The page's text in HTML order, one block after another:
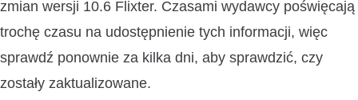
zmian wersji 10.6 Flixter. Czasami wydawcy poświęcają
trochę czasu na udostępnienie tych informacji, więc
sprawdź ponownie za kilka dni, aby sprawdzić, czy
zostały zaktualizowane.